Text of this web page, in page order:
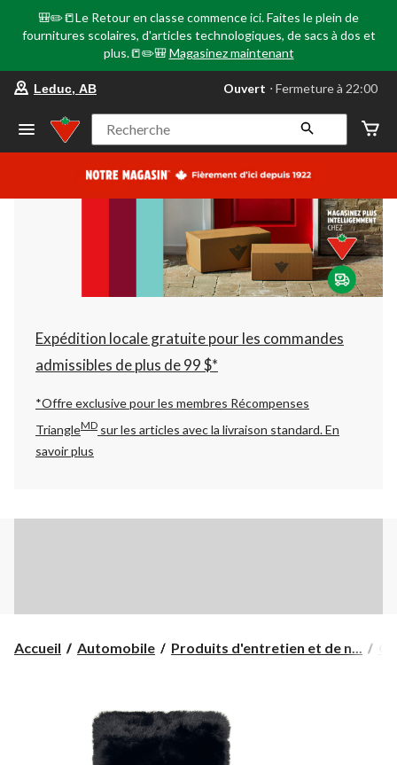
🎒✏️📒Le Retour en classe commence ici. Faites le plein de
fournitures scolaires, d'articles technologiques, de sacs à dos et
plus.📒✏️🎒 Magasinez maintenant
votre
préféré
Leduc,
AB,
courament
Fermeture
à
22:00
cliquer
pour
changer
Leduc, AB Ouvert ⋅ Fermeture à 22:00
Recherche
Expédition locale gratuite pour les commandes
admissibles de plus de 99 $*
*Offre exclusive pour les membres Récompenses
TriangleMD sur les articles avec la livraison standard.En
savoir plus
Accueil Automobile Produits d'entretien et de n...